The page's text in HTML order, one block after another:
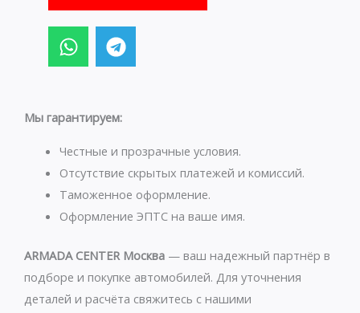
W
h
a
s
p
p
T
e
l
g
a
m
Мы гарантируем:
Честные и прозрачные условия.
Отсутствие скрытых платежей и комиссий.
Таможенное оформление.
Оформление ЭПТС на ваше имя.
ARMADA CENTER Москва — ваш надежный партнёр в
подборе и покупке автомобилей. Для уточнения
деталей и расчёта свяжитесь с нашими